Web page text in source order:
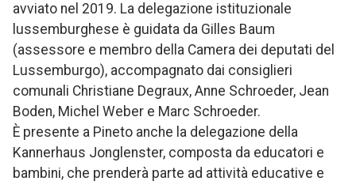
avviato nel 2019. La delegazione istituzionale
lussemburghese è guidata da Gilles Baum
(assessore e membro della Camera dei deputati del
Lussemburgo), accompagnato dai consiglieri
comunali Christiane Degraux, Anne Schroeder, Jean
Boden, Michel Weber e Marc Schroeder.
È presente a Pineto anche la delegazione della
Kannerhaus Jonglenster, composta da educatori e
bambini, che prenderà parte ad attività educative e